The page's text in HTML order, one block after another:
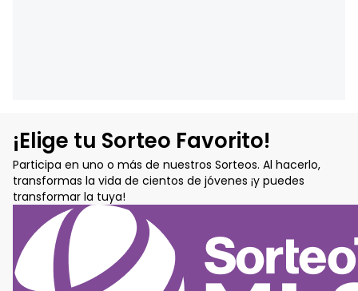
¡Elige tu Sorteo Favorito!
Participa en uno o más de nuestros Sorteos. Al hacerlo,
transformas la vida de cientos de jóvenes ¡y puedes
transformar la tuya!